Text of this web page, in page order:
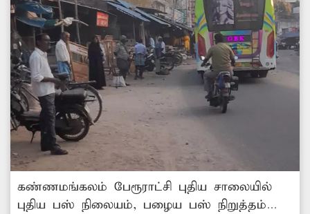
கண்ணமங்கலம் பேரூராட்சி புதிய சாலையில்
புதிய பஸ் நிலையம், பழைய பஸ் நிறுத்தம்